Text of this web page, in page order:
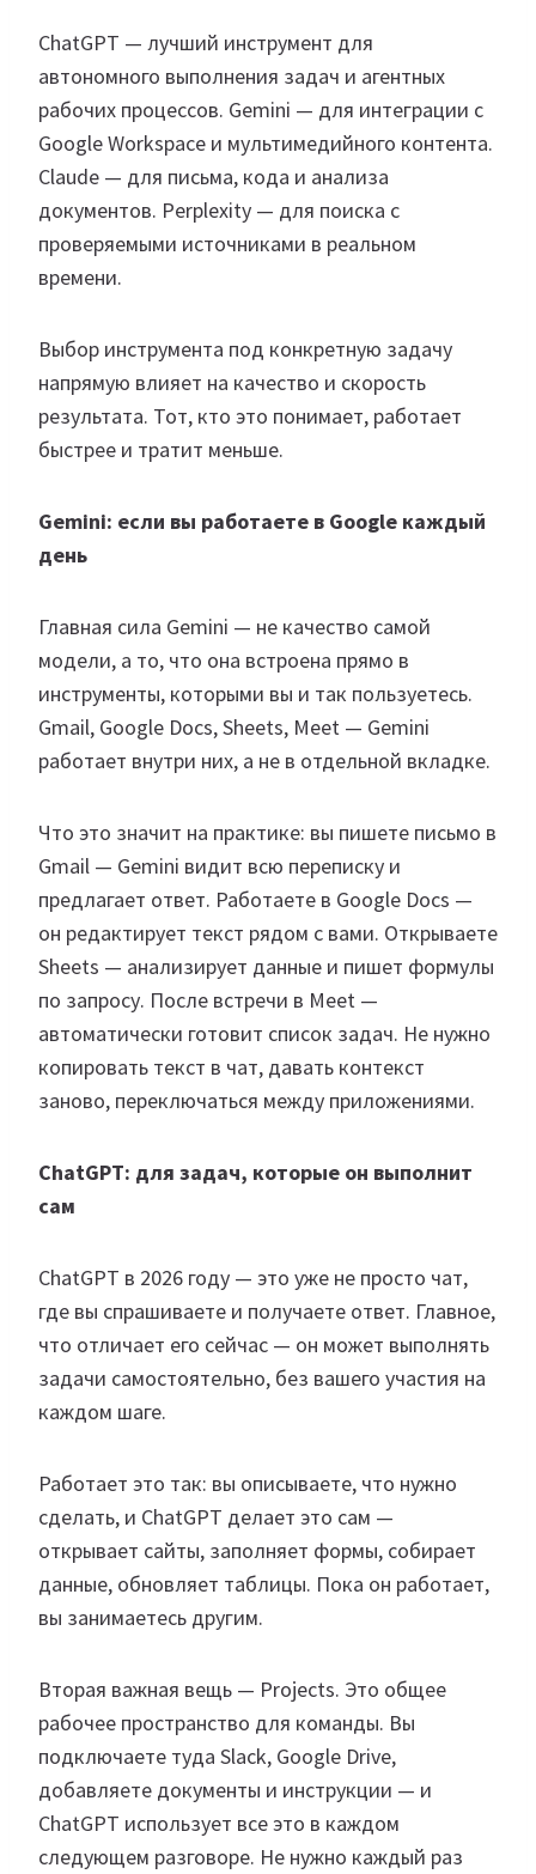
ChatGPT — лучший инструмент для
автономного выполнения задач и агентных
рабочих процессов. Gemini — для интеграции с
Google Workspace и мультимедийного контента.
Claude — для письма, кода и анализа
документов. Perplexity — для поиска с
проверяемыми источниками в реальном
времени.
Выбор инструмента под конкретную задачу
напрямую влияет на качество и скорость
результата. Тот, кто это понимает, работает
быстрее и тратит меньше.
Gemini: если вы работаете в Google каждый
день
Главная сила Gemini — не качество самой
модели, а то, что она встроена прямо в
инструменты, которыми вы и так пользуетесь.
Gmail, Google Docs, Sheets, Meet — Gemini
работает внутри них, а не в отдельной вкладке.
Что это значит на практике: вы пишете письмо в
Gmail — Gemini видит всю переписку и
предлагает ответ. Работаете в Google Docs —
он редактирует текст рядом с вами. Открываете
Sheets — анализирует данные и пишет формулы
по запросу. После встречи в Meet —
автоматически готовит список задач. Не нужно
копировать текст в чат, давать контекст
заново, переключаться между приложениями.
ChatGPT: для задач, которые он выполнит
сам
ChatGPT в 2026 году — это уже не просто чат,
где вы спрашиваете и получаете ответ. Главное,
что отличает его сейчас — он может выполнять
задачи самостоятельно, без вашего участия на
каждом шаге.
Работает это так: вы описываете, что нужно
сделать, и ChatGPT делает это сам —
открывает сайты, заполняет формы, собирает
данные, обновляет таблицы. Пока он работает,
вы занимаетесь другим.
Вторая важная вещь — Projects. Это общее
рабочее пространство для команды. Вы
подключаете туда Slack, Google Drive,
добавляете документы и инструкции — и
ChatGPT использует все это в каждом
следующем разговоре. Не нужно каждый раз